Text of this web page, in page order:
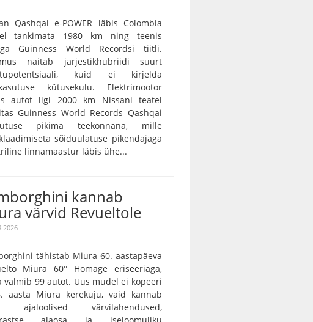
Qashqai e-POWER läbis Colombia
tankimata 1980 km ning teenis
Guinness World Recordsi tiitli.
näitab järjestikhübriidi suurt
kuid ei kirjelda
kütusekulu. Elektrimootor
autot ligi 2000 km Nissani teatel
Guinness World Records Qashqai
pikima teekonnana, mille
sõiduulatuse pikendajaga
linnamaastur läbis ühe...
kannab
värvid Revueltole
tähistab Miura 60. aastapäeva
Miura 60° Homage eriseeriaga,
valmib 99 autot. Uus mudel ei kopeeri
aasta Miura kerekuju, vaid kannab
ajaloolised värvilahendused,
alaosa ja iseloomuliku